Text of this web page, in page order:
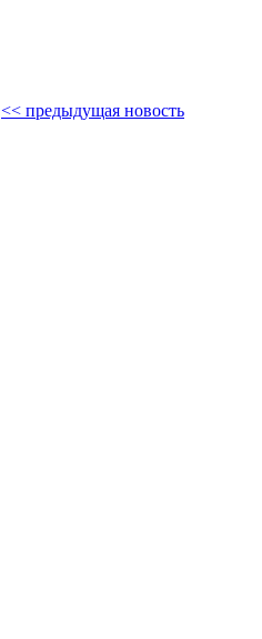
<< предыдущая новость